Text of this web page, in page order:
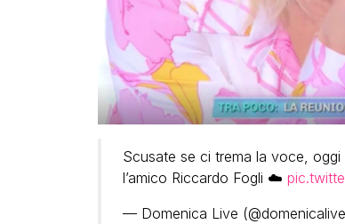
Scusate se ci trema la voce, oggi
l’amico Riccardo Fogli ☁️
— Domenica Live